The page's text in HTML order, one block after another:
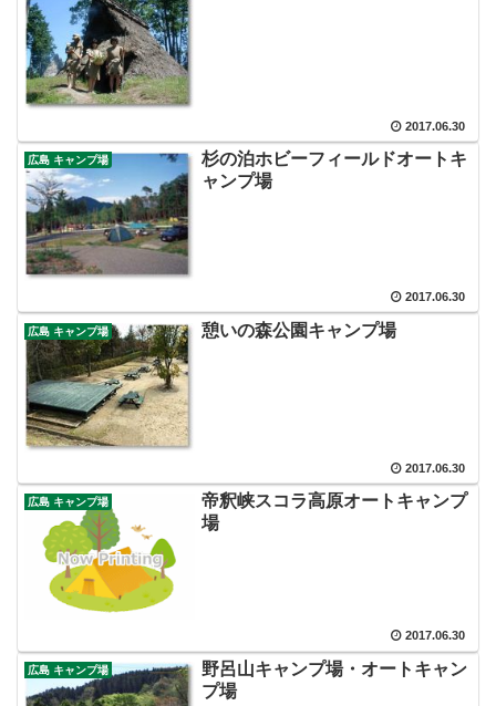
2017.06.30
広島 キャンプ場
杉の泊ホビーフィールドオートキ
ャンプ場
2017.06.30
広島 キャンプ場 憩いの森公園キャンプ場
2017.06.30
広島 キャンプ場
帝釈峡スコラ高原オートキャンプ
場
2017.06.30
広島 キャンプ場
野呂山キャンプ場・オートキャン
プ場